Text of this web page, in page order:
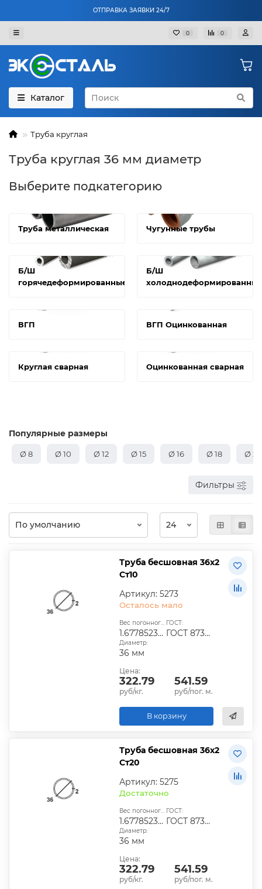
ОТПРАВКА ЗАЯВКИ 24/7
0 0
Каталог
Труба круглая
Труба круглая 36 мм диаметр
Выберите подкатегорию
Труба металлическая Чугунные трубы
Б/Ш
горячедеформированные
Б/Ш
холоднодеформированные
ВГП ВГП Оцинкованная
Круглая сварная Оцинкованная сварная
Популярные размеры
Ø 8 Ø 10 Ø 12 Ø 15 Ø 16 Ø 18 Ø 20
Фильтры
Труба бесшовная 36х2
Ст10
Артикул: 5273
Осталось мало
Вес погонного метра, кг:
1.677852349
ГОСТ:
ГОСТ 8734-235
Диаметр:
36 мм
Цена:
322.79
руб/кг.
541.59
руб/пог. м.
В корзину
Труба бесшовная 36х2
Ст20
Артикул: 5275
Достаточно
Вес погонного метра, кг:
1.677852349
ГОСТ:
ГОСТ 8734-237
Диаметр:
36 мм
Цена:
322.79
руб/кг.
541.59
руб/пог. м.